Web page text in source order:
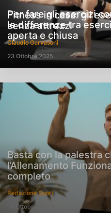
Fitness in casa: gli
senza attrezzi
Claudio Gervasoni
23 Ottobre 2025
Basta con la palestra
l’Allenamento
completo
Redazione Sport
16 Ottobre 2025
Per fare gli esercizi
le differenze tra
aperta e chiusa